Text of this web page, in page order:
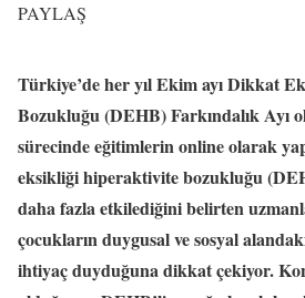
PAYLAŞ
Türkiye’de her yıl Ekim ayı Dikkat
Bozukluğu (DEHB) Farkındalık Ayı
sürecinde eğitimlerin online olarak
eksikliği hiperaktivite bozukluğu
daha fazla etkilediğini belirten
çocukların duygusal ve sosyal
ihtiyaç duyduğuna dikkat çekiyor.